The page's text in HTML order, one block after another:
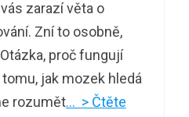
zarazí věta o
Zní to osobně,
proč fungují
jak mozek hledá
rozumět… > Čtěte